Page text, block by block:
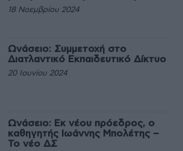
18 Νοεμβρίου 2024
Ωνάσειο: Συμμετοχή στο
Διατλαντικό Εκπαιδευτικό Δίκτυο
20 Ιουνίου 2024
Ωνάσειο: Εκ νέου πρόεδρος, ο
καθηγητής Ιωάννης Μπολέτης –
Το νέο ΔΣ